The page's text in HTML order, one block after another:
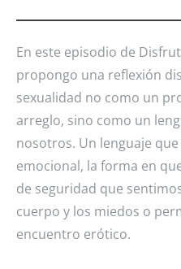
En este episodio de
propongo una reflexión
sexualidad no como un
arreglo, sino como un
nosotros. Un lenguaje
emocional, la forma en
de seguridad que
cuerpo y los miedos o
encuentro erótico.